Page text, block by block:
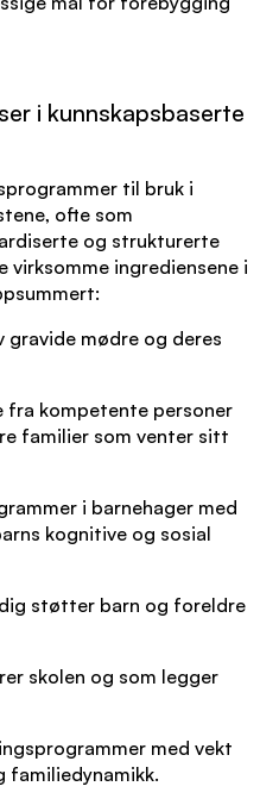
i kunnskapsbaserte
til bruk i
ofte som
og strukturerte
virksomme ingrediensene i
gravide mødre og deres
kompetente personer
familier som venter sitt
i barnehager med
kognitive og sosial
støtter barn og foreldre
skolen og som legger
med vekt